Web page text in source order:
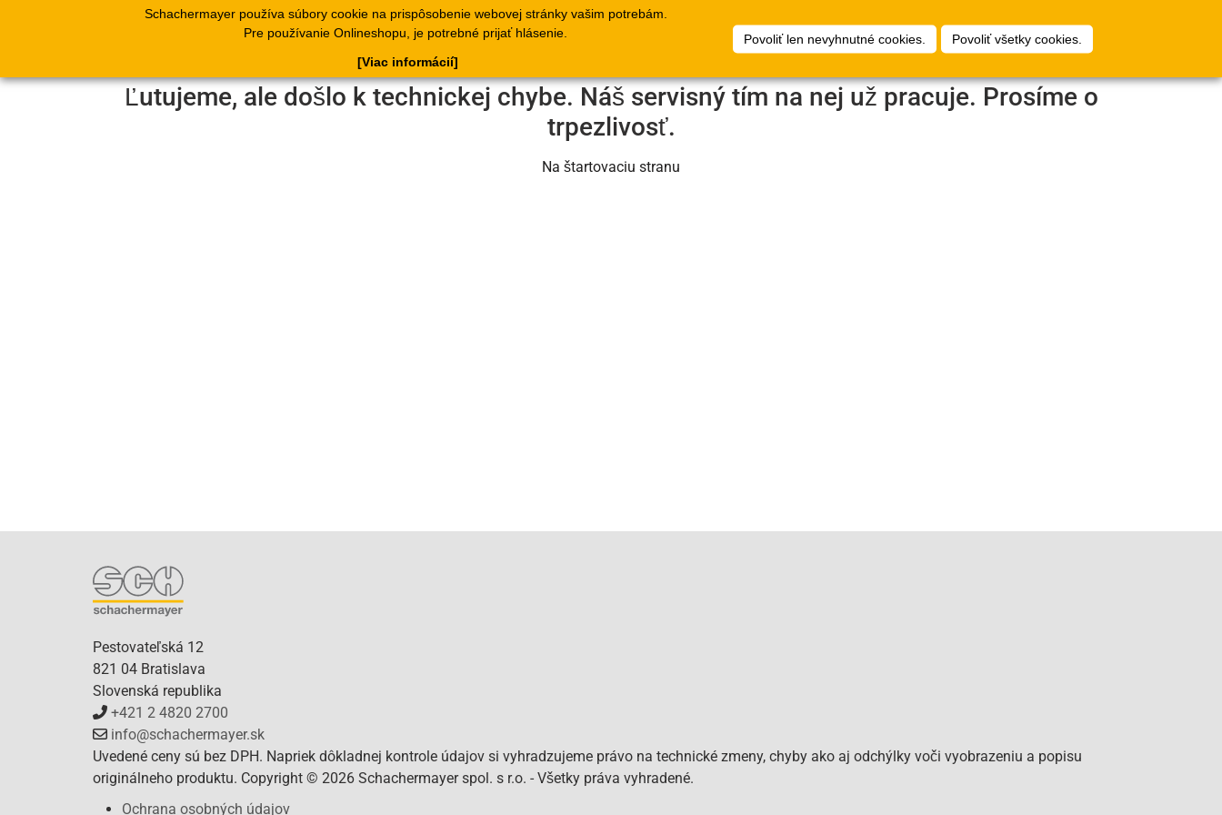
Schachermayer používa súbory cookie na prispôsobenie webovej stránky vašim potrebám.
Pre používanie Onlineshopu, je potrebné prijať hlásenie.
Povoliť len nevyhnutné cookies.
Povoliť všetky cookies.
[Viac informácií]
Produkty Katalógy Doklady Spoločnosť Môj súbor artiklov Dokumenty Plánovač podláh Prihlásiť
Ľutujeme, ale došlo k technickej chybe. Náš servisný tím na nej už pracuje. Prosíme o
trpezlivosť.
Na štartovaciu stranu
Pestovateľská 12
821 04 Bratislava
Slovenská republika
+421 2 4820 2700
info@schachermayer.sk
Uvedené ceny sú bez DPH. Napriek dôkladnej kontrole údajov si vyhradzujeme právo na technické zmeny, chyby ako aj odchýlky voči vyobrazeniu a popisu
originálneho produktu. Copyright © 2026 Schachermayer spol. s r.o. - Všetky práva vyhradené.
Ochrana osobných údajov